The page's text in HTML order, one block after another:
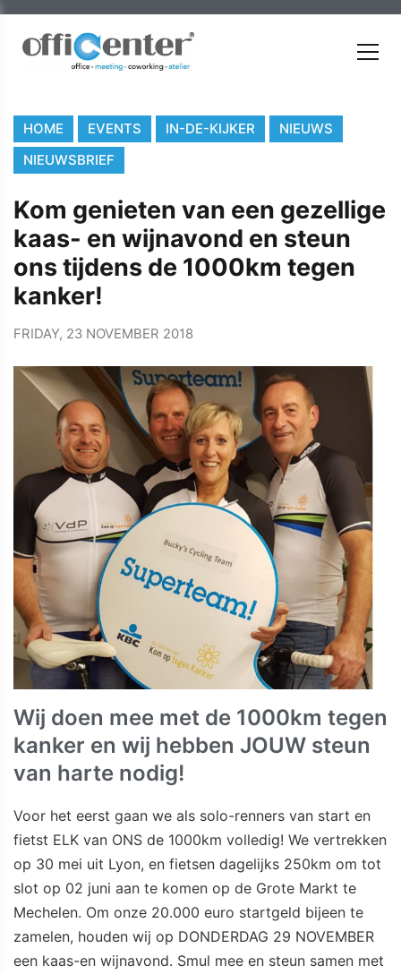
HOME EVENTS IN-DE-KIJKER
NIEUWS
NIEUWSBRIEF
Kom genieten van een gezellige
kaas- en wijnavond en steun
ons tijdens de 1000km tegen
kanker!
FRIDAY, 23 NOVEMBER 2018
Wij doen mee met de 1000km tegen
kanker en wij hebben JOUW steun
van harte nodig!
Voor het eerst gaan we als solo-renners van start en
fietst ELK van ONS de 1000km volledig! We vertrekken
op 30 mei uit Lyon, en fietsen dagelijks 250km om tot
slot op 02 juni aan te komen op de Grote Markt te
Mechelen. Om onze 20.000 euro startgeld bijeen te
zamelen, houden wij op DONDERDAG 29 NOVEMBER
een kaas-en wijnavond. Smul mee en steun samen met